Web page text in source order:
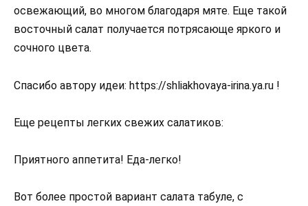
освежающий, во многом благодаря мяте. Еще такой
восточный салат получается потрясающе яркого и
сочного цвета.
Спасибо автору идеи: https://shliakhovaya-irina.ya.ru !
Еще рецепты легких свежих салатиков:
Приятного аппетита! Еда-легко!
Вот более простой вариант салата табуле, с